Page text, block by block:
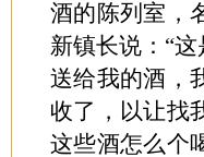
酒的陈列室，
新镇长说：“
送给我的酒，
收了，以让找
这些酒怎么个